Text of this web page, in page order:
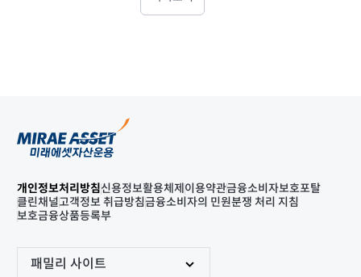
개인정보처리방침신용정보활용체제 이용약관금융소비자보호포탈
클린채널고객정보 취급방침금융소비자의 민원분쟁 처리 지침
보호금융상품등록부
패밀리 사이트